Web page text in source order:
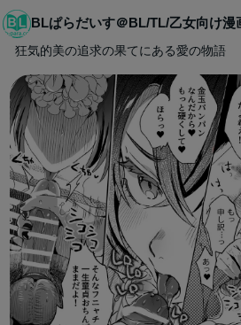
BLぱらだいす＠BL/TL/乙女向け漫
狂気的美の追求の果てにある愛の物語